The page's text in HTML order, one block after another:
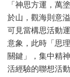
「神思方運，萬
於山，觀海則意
可見當構思活動
意象，此時「思
關鍵」，集中精
活經驗的聯想活